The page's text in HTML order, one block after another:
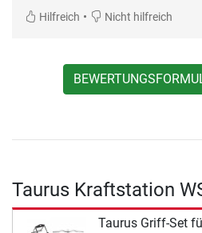
Hilfreich • Nicht hilfreich
Taurus Kraftstation
Taurus Griff-Set